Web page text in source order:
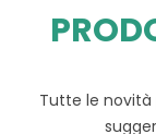
Tutte le